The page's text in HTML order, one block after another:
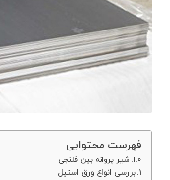
فهرست محتوایی
شیر پروانه بین فلنجی
بررسی انواع ورق استیل